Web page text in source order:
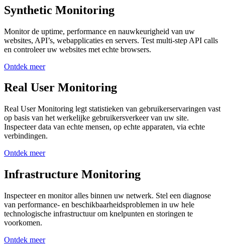
Synthetic Monitoring
Monitor de uptime, performance en nauwkeurigheid van uw
websites, API’s, webapplicaties en servers. Test multi-step API calls
en controleer uw websites met echte browsers.
Ontdek meer
Real User Monitoring
Real User Monitoring legt statistieken van gebruikerservaringen vast
op basis van het werkelijke gebruikersverkeer van uw site.
Inspecteer data van echte mensen, op echte apparaten, via echte
verbindingen.
Ontdek meer
Infrastructure Monitoring
Inspecteer en monitor alles binnen uw netwerk. Stel een diagnose
van performance- en beschikbaarheidsproblemen in uw hele
technologische infrastructuur om knelpunten en storingen te
voorkomen.
Ontdek meer